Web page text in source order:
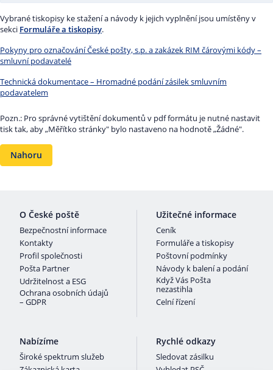
Vybrané tiskopisy ke stažení a návody k jejich vyplnění jsou umístěny v
sekci Formuláře a tiskopisy.
Pokyny pro označování České pošty, s.p. a zakázek RIM čárovými kódy –
smluvní podavatelé
Technická dokumentace – Hromadné podání zásilek smluvním
podavatelem
Pozn.: Pro správné vytištění dokumentů v pdf formátu je nutné nastavit
tisk tak, aby „Měřítko stránky" bylo nastaveno na hodnotě „Žádné".
Nahoru
O České poště
Bezpečnostní informace
Kontakty
Profil společnosti
Pošta Partner
Udržitelnost a ESG
Ochrana osobních údajů
– GDPR
Užitečné informace
Ceník
Formuláře a tiskopisy
Poštovní podmínky
Návody k balení a podání
Když Vás Pošta
nezastihla
Celní řízení
Nabízíme
Široké spektrum služeb
Rychlé odkazy
Sledovat zásilku